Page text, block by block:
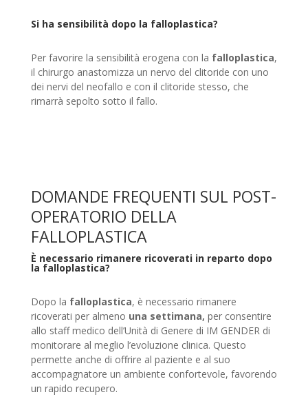
Si ha sensibilità dopo la falloplastica?
Per favorire la sensibilità erogena con la falloplastica,
il chirurgo anastomizza un nervo del clitoride con uno
dei nervi del neofallo e con il clitoride stesso, che
rimarrà sepolto sotto il fallo.
DOMANDE FREQUENTI SUL POST-
OPERATORIO DELLA
FALLOPLASTICA
È necessario rimanere ricoverati in reparto dopo
la falloplastica?
Dopo la falloplastica, è necessario rimanere
ricoverati per almeno una settimana, per consentire
allo staff medico dell’Unità di Genere di IM GENDER di
monitorare al meglio l’evoluzione clinica. Questo
permette anche di offrire al paziente e al suo
accompagnatore un ambiente confortevole, favorendo
un rapido recupero.